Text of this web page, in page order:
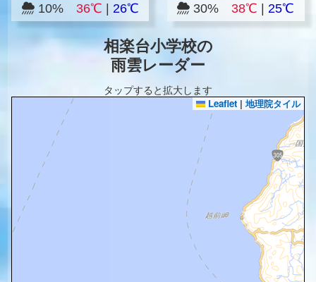
10% 36℃ 26℃ 30%38℃ |25℃
相楽台小学校の
雨雲レーダー
タップすると拡大します
Leaflet | 地理院タイル